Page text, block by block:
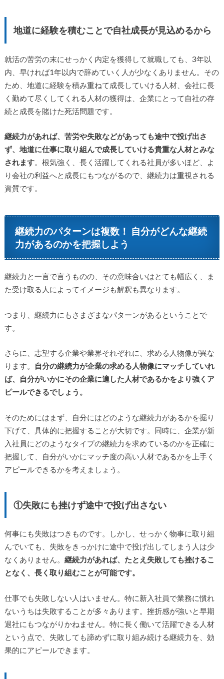
地道に経験を積むことで自社成長が見込めるから
就活の苦労の末にせっかく内定を獲得して就職しても、3年以
内、早ければ1年以内で辞めていく人が少なくありません。その
ため、地道に経験を積み重ねて成長していける人材、会社に長
く勤めて尽くしてくれる人材の獲得は、企業にとって自社の存
続と成長を賭けた死活問題です。
継続力があれば、苦労や失敗などがあっても途中で投げ出さ
ず、地道に仕事に取り組んで成長していける貴重な人材とみな
されます。根気強く、長く活躍してくれる社員が多いほど、よ
り会社の利益へと成長にもつながるので、継続力は重視される
資質です。
継続力のパターンは複数！ 自分がどんな継続
力があるのかを把握しよう
継続力と一言で言うものの、その意味合いはとても幅広く、ま
た受け取る人によってイメージも解釈も異なります。
つまり、継続力にもさまざまなパターンがあるということで
す。
さらに、志望する企業や業界それぞれに、求める人物像が異な
ります。
自分の継続力が企業の求める人物像にマッチしていれ
ば、自分がいかにその企業に適した人材であるかをより強くア
ピールできるでしょう。
そのためにはまず、自分にはどのような継続力があるかを掘り
下げて、具体的に把握することが大切です。同時に、企業が新
入社員にどのようなタイプの継続力を求めているのかを正確に
把握して、自分がいかにマッチ度の高い人材であるかを上手く
アピールできるかを考えましょう。
①失敗にも挫けず途中で投げ出さない
何事にも失敗はつきものです。しかし、せっかく物事に取り組
んでいても、失敗をきっかけに途中で投げ出してしまう人は少
なくありません。 継続力があれば、たとえ失敗しても挫けるこ
となく、長く取り組むことが可能です。
仕事でも失敗しない人はいません。特に新入社員で業務に慣れ
ないうちは失敗することが多々あります。挫折感が強いと早期
退社にもつながりかねません。特に長く働いて活躍できる人材
という点で、失敗しても諦めずに取り組み続ける継続力を、効
果的にアピールできます。